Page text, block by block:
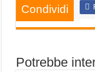
Condividi
Potrebbe